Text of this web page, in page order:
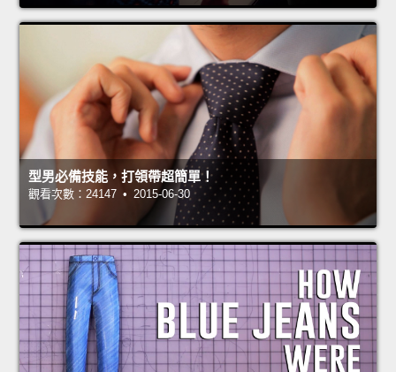
型男必備技能，打領帶超簡單！
觀看次數：24147 • 2015-06-30